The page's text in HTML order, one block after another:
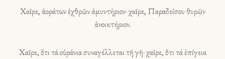
Χαῖρε, ἀοράτων ἐχθρῶν ἀμυντήριον· χαῖρε, Παραδείσου θυρῶν
ἀνοικτήριον.
Χαῖρε, ὅτι τά οὐράνια συναγέλλεται τῆ γῆ· χαῖρε, ὅτι τά ἐπίγεια